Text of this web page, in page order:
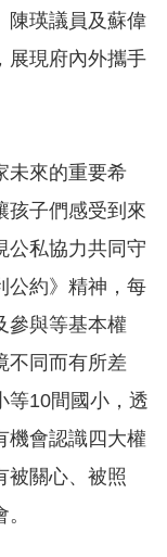
陳瑛議員及蘇偉
展現府內外攜手
未來的重要希
孩子們感受到來
公私協力共同守
公約》精神，每
參與等基本權
不同而有所差
等10間國小，透
機會認識四大權
被關心、被照